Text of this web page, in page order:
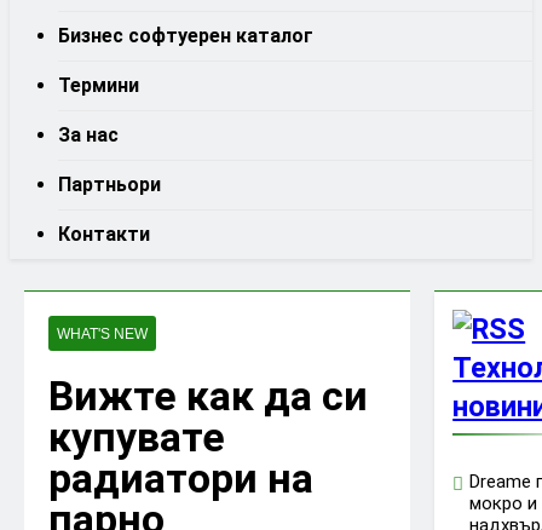
Бизнес софтуерен каталог
Термини
За нас
Партньори
Контакти
WHAT'S NEW
Вижте как да си
купувате
радиатори на
парно
Dreame
мокро и